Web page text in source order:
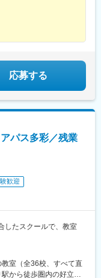
駅」より徒歩12分ブル
線「戸部駅」より徒歩
応募する
パス多彩／残業
歓迎
たスクールで、教室
室（全36校、すべて直
から徒歩圏内の好立地■